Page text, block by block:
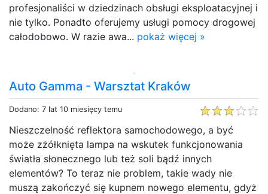
profesjonaliści w dziedzinach obsługi eksploatacyjnej i
nie tylko. Ponadto oferujemy usługi pomocy drogowej
całodobowo. W razie awa... pokaż więcej »
Auto Gamma - Warsztat Kraków
Dodano: 7 lat 10 miesięcy temu
Nieszczelność reflektora samochodowego, a być
może zżółknięta lampa na wskutek funkcjonowania
światła słonecznego lub też soli bądź innych
elementów? To teraz nie problem, takie wady nie
muszą zakończyć się kupnem nowego elementu, gdyż